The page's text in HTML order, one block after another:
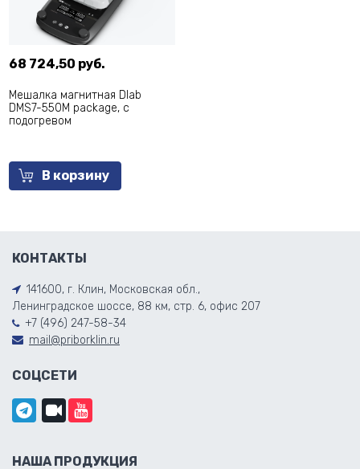
68 724,50 руб.
Мешалка магнитная Dlab
DMS7-550M package, с
подогревом
В корзину
КОНТАКТЫ
141600, г. Клин, Московская обл.,
Ленинградское шоссе, 88 км, стр. 6, офис 207
+7 (496) 247-58-34
mail@priborklin.ru
СОЦСЕТИ
НАША ПРОДУКЦИЯ